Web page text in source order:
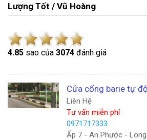
Lượng Tốt / Vũ Hoàng
4.85 sao của 3074 đánh giá
Cửa cổng barie tự
Liên Hệ
Tư vấn miễn phí
0971717333
Ấp 7 - An Phước -